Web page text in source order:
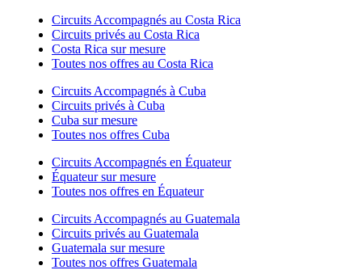
Circuits Accompagnés au Costa Rica
Circuits privés au Costa Rica
Costa Rica sur mesure
Toutes nos offres au Costa Rica
Circuits Accompagnés à Cuba
Circuits privés à Cuba
Cuba sur mesure
Toutes nos offres Cuba
Circuits Accompagnés en Équateur
Équateur sur mesure
Toutes nos offres en Équateur
Circuits Accompagnés au Guatemala
Circuits privés au Guatemala
Guatemala sur mesure
Toutes nos offres Guatemala